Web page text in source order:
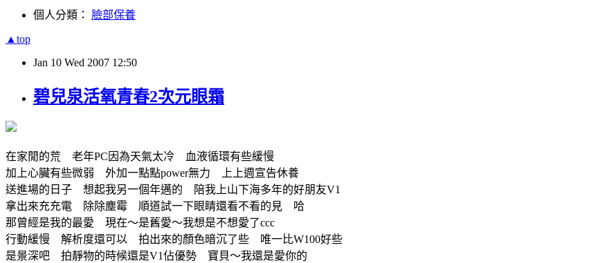
個人分類： 臉部保養
▲top
Jan 10 Wed 2007 12:50
碧兒泉活氧青春2次元眼霜
在家閒的荒 老年PC因為天氣太冷 血液循環有些緩慢
加上心臟有些微弱 外加一點點power無力 上上週宣告休養
送進場的日子 想起我另一個年邁的 陪我上山下海多年的好朋友V1
拿出來充充電 除除塵霉 順道試一下眼睛還看不看的見 哈
那曾經是我的最愛 現在～是舊愛～我想是不想愛了ccc
行動緩慢 解析度還可以 拍出來的顏色暗沉了些 唯一比W100好些
是景深吧 拍靜物的時候還是V1佔優勢 寶貝～我還是愛你的